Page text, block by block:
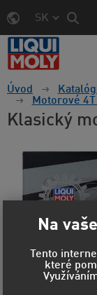
SK
Úvod
Motorové
Klasický
Na
Tento
které